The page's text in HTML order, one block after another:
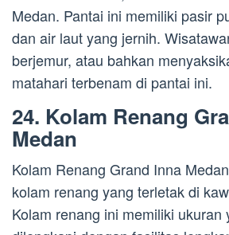
Medan. Pantai ini memiliki pasir
dan air laut yang jernih.
berjemur, atau bahkan
matahari terbenam di pantai ini.
24. Kolam Renang
Medan
Kolam Renang Grand Inna
kolam renang yang terletak di
Kolam renang ini memiliki ukuran